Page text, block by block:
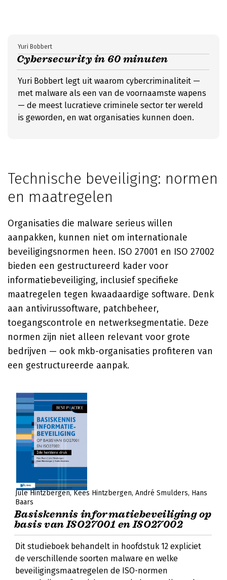
Cybersecurity in 60 minuten
Yuri Bobbert
Yuri Bobbert legt uit waarom cybercriminaliteit —
met malware als een van de voornaamste wapens
— de meest lucratieve criminele sector ter wereld
is geworden, en wat organisaties kunnen doen.
Technische beveiliging: normen
en maatregelen
Organisaties die malware serieus willen
aanpakken, kunnen niet om internationale
beveiligingsnormen heen. ISO 27001 en ISO 27002
bieden een gestructureerd kader voor
informatiebeveiliging, inclusief specifieke
maatregelen tegen kwaadaardige software. Denk
aan antivirussoftware, patchbeheer,
toegangscontrole en netwerksegmentatie. Deze
normen zijn niet alleen relevant voor grote
bedrijven — ook mkb-organisaties profiteren van
een gestructureerde aanpak.
Jule Hintzbergen Kees Hintzbergen André Smulders Hans
Baars
Basiskennis informatiebeveiliging op
basis van ISO27001 en ISO27002
Dit studieboek behandelt in hoofdstuk 12 expliciet
de verschillende soorten malware en welke
beveiligingsmaatregelen de ISO-normen